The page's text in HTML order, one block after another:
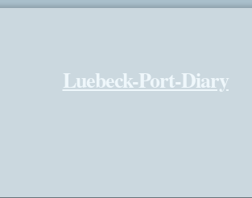
Luebeck-Port-Diary